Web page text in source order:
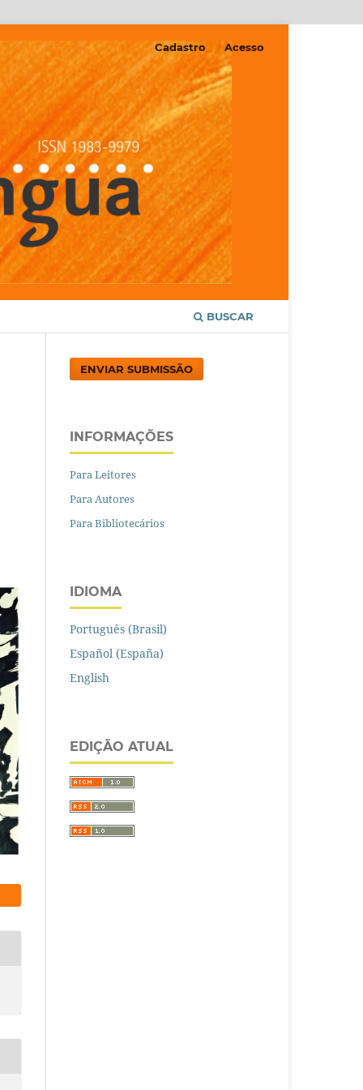
BUSCAR
Cadastro Acesso
ENVIAR SUBMISSÃO
INFORMAÇÕES
Para Leitores
Para Autores
Para Bibliotecários
IDIOMA
Português (Brasil)
Español (España)
English
EDIÇÃO ATUAL